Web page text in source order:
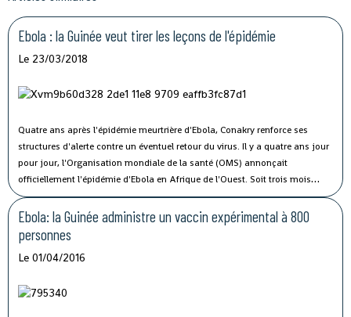
Ebola : la Guinée veut tirer les leçons de l'épidémie
Le 23/03/2018
Quatre ans après l'épidémie meurtrière d'Ebola, Conakry renforce ses
structures d'alerte contre un éventuel retour du virus. Il y a quatre ans jour
pour jour, l'Organisation mondiale de la santé (OMS) annonçait
officiellement l'épidémie d'Ebola en Afrique de l'Ouest. Soit trois mois
après la notification des premiers décès en Guinée. Depuis, la France a
apporté son aide à Conakry afin de pouvoir contrôler une nouvelle
épidémie comparable avant qu'elle ne soit hors de tout contrôle, comme
ce fut le cas en 2014.
Ebola: la Guinée administre un vaccin expérimental à 800
personnes
Le 01/04/2016